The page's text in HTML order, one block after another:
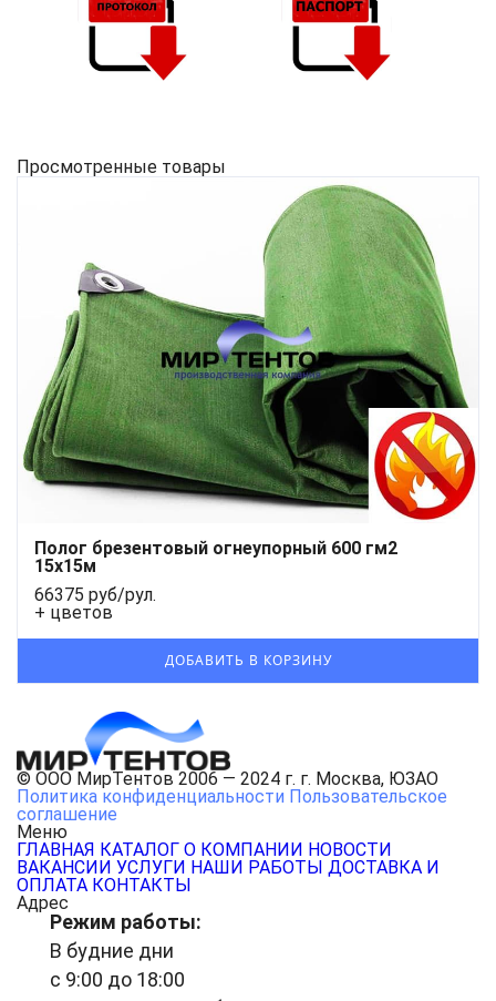
Просмотренные товары
Полог брезентовый огнеупорный 600 гм2
15x15м
66375 руб/рул.
+ цветов
© ООО МирТентов 2006 — 2024 г. г. Москва, ЮЗАО
Политика конфиденциальности Пользовательское
соглашение
Меню
ГЛАВНАЯ КАТАЛОГ О КОМПАНИИ НОВОСТИ
ВАКАНСИИ УСЛУГИ НАШИ РАБОТЫ ДОСТАВКА И
ОПЛАТА КОНТАКТЫ
Адрес
Режим работы:
В будние дни
с 9:00 до 18:00